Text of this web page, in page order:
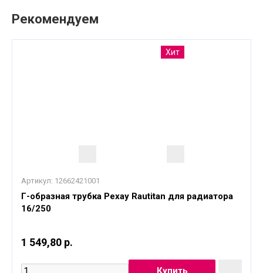
Рекомендуем
Хит
Артикул: 12662421001
Г-образная трубка Рехау Rautitan для радиатора
16/250
1 549,80 р.